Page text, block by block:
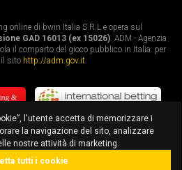
online di bwin Italia S.R.L e opera sul
GAD 16013 (ex 15026). ADM - Agenzia
il comparto del gioco pubblico in Italia: per
sito http://adm.gov.it
l'utente accetta di memorizzare i
la navigazione del sito, analizzare
nostre attività di marketing.
tutti i cookie